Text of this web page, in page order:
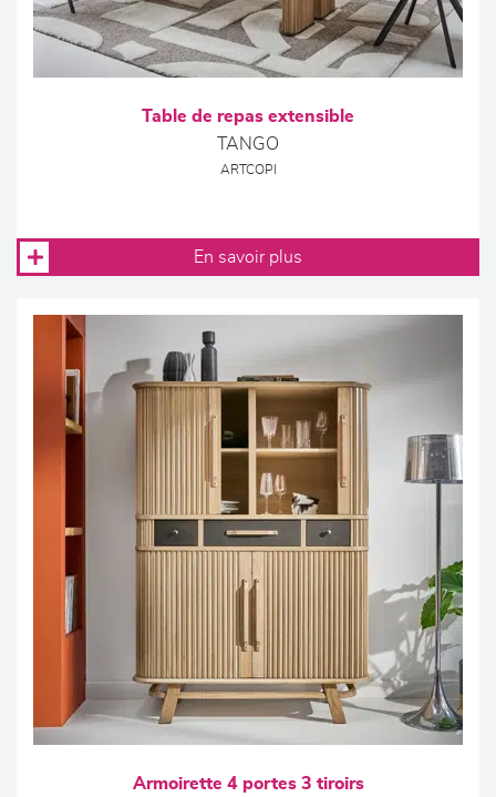
Table de repas extensible
TANGO
ARTCOPI
En savoir plus
Armoirette 4 portes 3 tiroirs